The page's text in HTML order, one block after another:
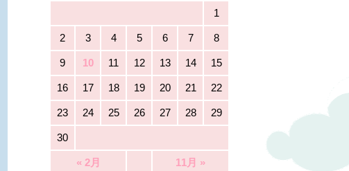
« 2月 11月 »
1
2 3 4 5 6 7 8
9 10 11 12 13 14 15
16 17 18 19 20 21 22
23 24 25 26 27 28 29
30